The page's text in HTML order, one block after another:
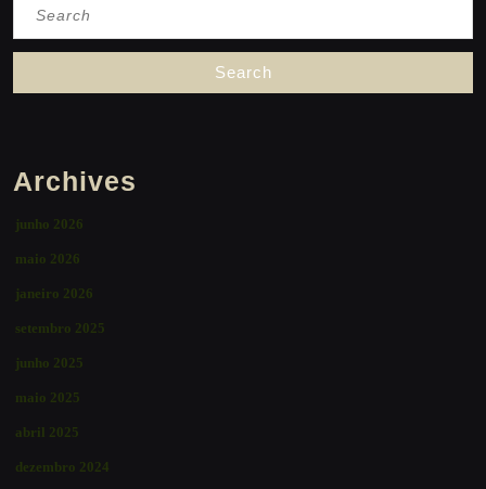
Archives
junho 2026
maio 2026
janeiro 2026
setembro 2025
junho 2025
maio 2025
abril 2025
dezembro 2024